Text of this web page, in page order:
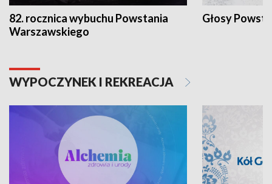
82. rocznica wybuchu Powstania
Warszawskiego
Głosy
WYPOCZYNEK I REKREACJA